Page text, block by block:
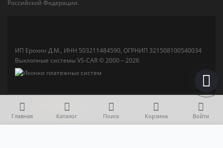
Главная Каталог Поиск Корзина Войти
Российской Федерации.
ИП Ерохин Д.М., ИНН 503211484590, ОГРНИП 321508100540034
Выхлопные системы VS-CAR © 2000 – 2026
★★★★★ — Отзывы на Яндекс Картах